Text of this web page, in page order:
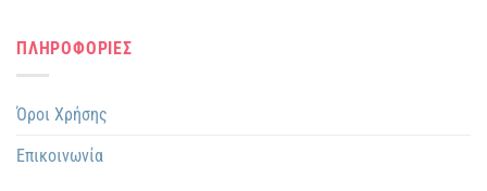
ΠΛΗΡΟΦΟΡΙΕΣ
Όροι Χρήσης
Επικοινωνία